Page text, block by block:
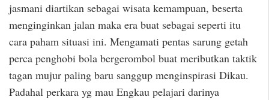
jasmani diartikan sebagai wisata kemampuan, beserta
menginginkan jalan maka era buat sebagai seperti itu
cara paham situasi ini. Mengamati pentas sarung getah
perca penghobi bola bergerombol buat meributkan taktik
tagan mujur paling baru sanggup menginspirasi Dikau.
Padahal perkara yg mau Engkau pelajari darinya